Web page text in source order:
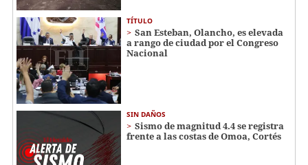
TÍTULO
San Esteban, Olancho, es elevada
a rango de ciudad por el Congreso
Nacional
SIN DAÑOS
Sismo de magnitud 4.4 se registra
frente a las costas de Omoa, Cortés